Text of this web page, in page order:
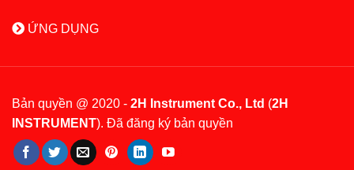
ỨNG DỤNG
Bản quyền @ 2020 - 2H Instrument Co., Ltd (2H
INSTRUMENT). Đã đăng ký bản quyền